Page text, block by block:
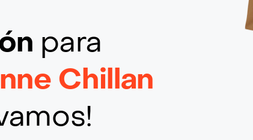
para
Chillan